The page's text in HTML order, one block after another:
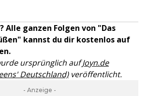
Alle ganzen Folgen von "Das
kannst du dir kostenlos auf
ursprünglich aufJoyn.de
Deutschland)veröffentlicht.
- Anzeige -